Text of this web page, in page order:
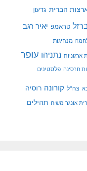
הברית גדעון
טראמפ יאיר רגב
מנהיגות
ארגוניות נתניהו עופר
חרסינה פלסטינים
צה"ל קורונה רוסיה
אונגר משיח תהילים